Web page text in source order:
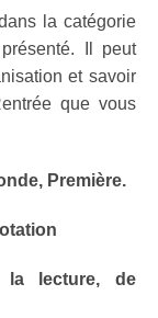
la catégorie
Il peut
et savoir
que vous
Première.
la lecture, de